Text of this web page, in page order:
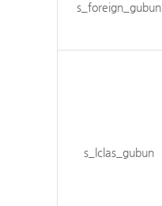
s_foreign_gubun
s_lclas_gubun